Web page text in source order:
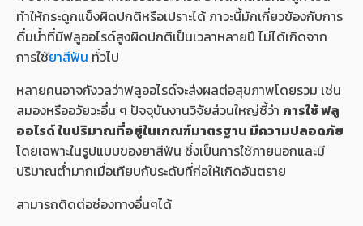
ทำให้กระดูกแข็งผิดปกติหรือเปราะได้ ภาวะนี้มักเกี่ยวข้องกับการ
ดื่มน้ำที่มีฟลูออไรด์สูงผิดปกติเป็นเวลาหลายปี ไม่ได้เกิดจาก
การใช้ยาสีฟัน ทั่วไป
หลายคนอาจกังวลว่าฟลูออไรด์จะส่งผลต่อสุขภาพโดยรวม เช่น
สมองหรืออวัยวะอื่น ๆ ปัจจุบันงานวิจัยส่วนใหญ่ชี้ว่า การใช้ ฟลู
ออไรด์ ในปริมาณที่อยู่ในเกณฑ์มาตรฐาน มีความปลอดภัย
โดยเฉพาะในรูปแบบของยาสีฟัน ซึ่งเป็นการใช้ภายนอกและมี
ปริมาณต่ำมากเมื่อเทียบกับระดับที่ก่อให้เกิดอันตราย
สามารถติดต่อช่องทางอื่นๆได้